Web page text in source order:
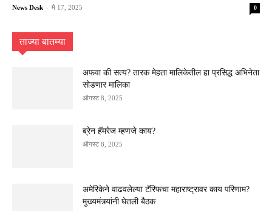
News Desk - मे 17, 2025 0
ताज्या बातम्या
अफवा की सत्य? तारक मेहता मालिकेतील हा प्रसिद्ध अभिनेता
सोडणार मालिका
ऑगस्ट 8, 2025
ब्रेन हॅमरेज म्हणजे काय?
ऑगस्ट 8, 2025
अमेरिकेने वाढवलेल्या टॅरिफचा महाराष्ट्रावर काय परिणाम?
मुख्यमंत्र्यांनी घेतली बैठक